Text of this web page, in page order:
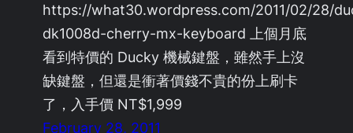
https://what30.wordpress.com/2011/02/28/
dk1008d-cherry-mx-keyboard 上個月底
看到特價的 Ducky 機械鍵盤，雖然手上沒
缺鍵盤，但還是衝著價錢不貴的份上刷卡
了，入手價 NT$1,999
February 28, 2011